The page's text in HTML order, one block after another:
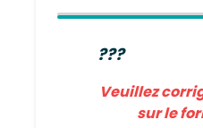
???
Veuillez
sur le